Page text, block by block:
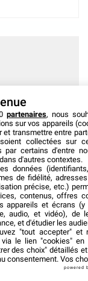
d’un
milliard
partenaires, nous
sur vos appareils
et transmettre entre
collectées sur
par certains d'entre
d'autres contextes.
données
de fidélité,
précise, etc.)
contenus, offres
appareils et écrans (y
audio, et vidéo), de
et d'étudier les
"tout accepter" et
via le lien "cookies" en
des choix" détaillés
consentement. Vos
powered